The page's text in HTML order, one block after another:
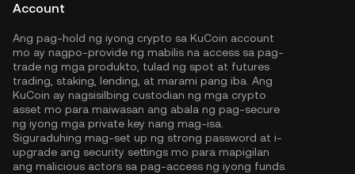
Account
Ang pag-hold ng iyong crypto sa KuCoin account
mo ay nagpo-provide ng mabilis na access sa pag-
trade ng mga produkto, tulad ng spot at futures
trading, staking, lending, at marami pang iba. Ang
KuCoin ay nagsisilbing custodian ng mga crypto
asset mo para maiwasan ang abala ng pag-secure
ng iyong mga private key nang mag-isa.
Siguraduhing mag-set up ng strong password at i-
upgrade ang security settings mo para mapigilan
ang malicious actors sa pag-access ng iyong funds.